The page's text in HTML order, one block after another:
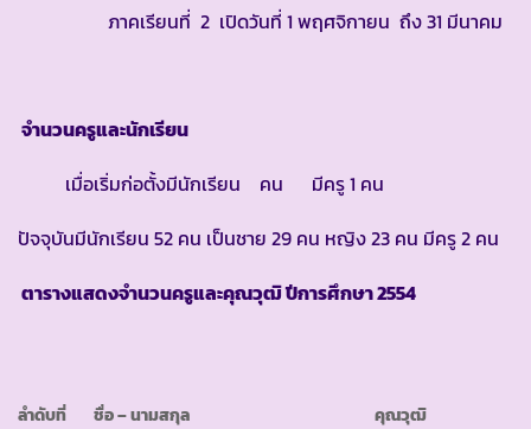
ภาคเรียนที่ 2 เปิดวันที่ 1 พฤศจิกายน ถึง 31 มีนาคม
จำนวนครูและนักเรียน
เมื่อเริ่มก่อตั้งมีนักเรียน คน มีครู 1 คน
ปัจจุบันมีนักเรียน 52 คน เป็นชาย 29 คน หญิง 23 คน มีครู 2 คน
ตารางแสดงจำนวนครูและคุณวุฒิ ปีการศึกษา2554
ลำดับที่ ชื่อ – นามสกุล คุณวุฒิ